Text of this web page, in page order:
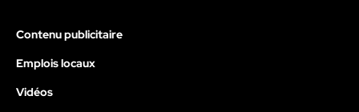
Contenu publicitaire
Emplois locaux
Vidéos